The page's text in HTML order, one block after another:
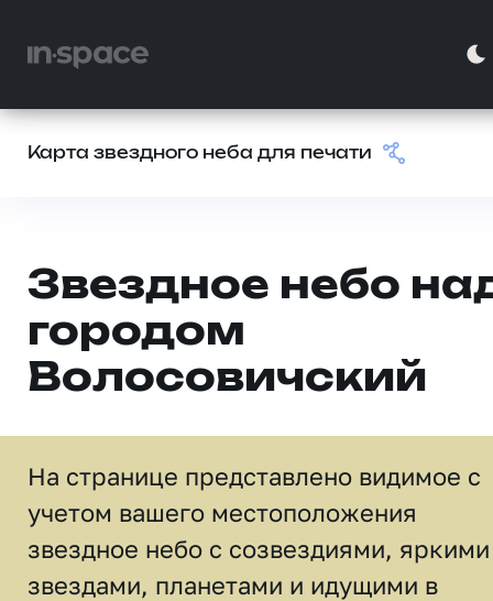
Карта звездного неба для печати
Звездное небо
городом
Волосовичский
На странице представлено видимое c
учетом вашего местоположения
звездное небо c созвездиями, яркими
звездами, планетами и идущими в